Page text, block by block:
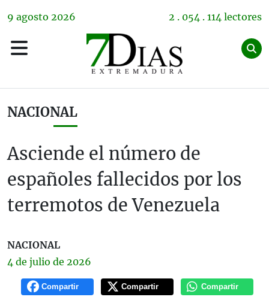
9 agosto 2026 2 . 054 . 114 lectores
NACIONAL
Asciende el número de
españoles fallecidos por los
terremotos de Venezuela
NACIONAL
4 de julio de 2026
Compartir Compartir Compartir